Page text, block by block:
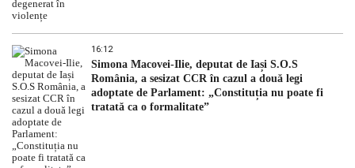
16:12
Simona Macovei-Ilie, deputat de Iași S.O.S
România, a sesizat CCR în cazul a două legi
adoptate de Parlament: „Constituția nu poate fi
tratată ca o formalitate”